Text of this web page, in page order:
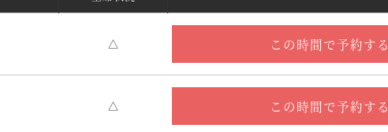
△ この時間で予約する
△ この時間で予約する